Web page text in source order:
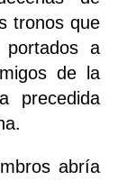
tronos que
portados a
de la
precedida
abría